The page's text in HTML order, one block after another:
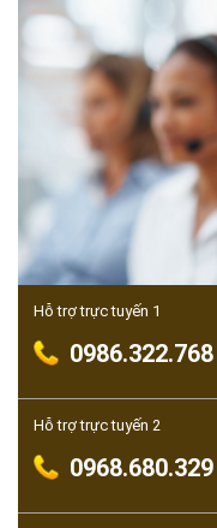
Hỗ trợ trực tuyến 1
0986.322.768
Hỗ trợ trực tuyến 2
0968.680.329